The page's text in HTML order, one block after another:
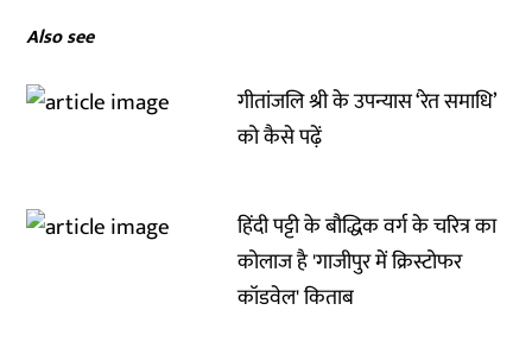
Also see
गीतांजलि श्री के उपन्यास ‘रेत समाधि’
को कैसे पढ़ें
हिंदी पट्टी के बौद्धिक वर्ग के चरित्र का
कोलाज है 'गाजीपुर में क्रिस्टोफर
कॉडवेल' किताब